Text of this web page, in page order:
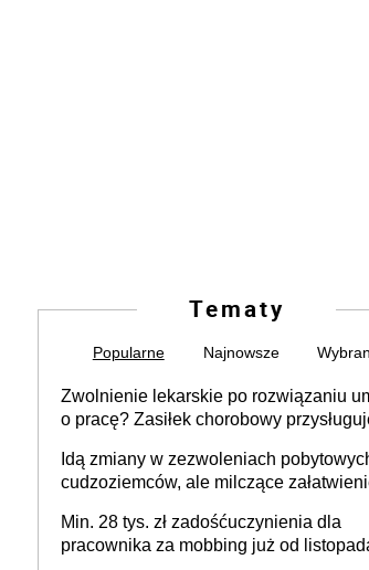
Tematy
Popularne Najnowsze
Zwolnienie lekarskie po rozwiązaniu
o pracę? Zasiłek chorobowy
dni od ustania stosunku pracy
Idą zmiany w zezwoleniach
cudzoziemców, ale milczące
Min. 28 tys. zł zadośćuczynienia dla
pracownika za mobbing już od